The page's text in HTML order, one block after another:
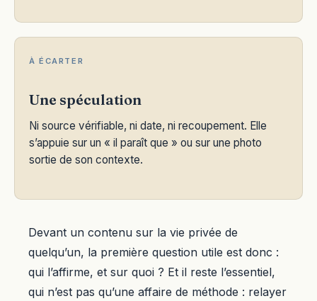
À ÉCARTER
Une spéculation
Ni source vérifiable, ni date, ni recoupement. Elle
s’appuie sur un « il paraît que » ou sur une photo
sortie de son contexte.
Devant un contenu sur la vie privée de
quelqu’un, la première question utile est donc :
qui l’affirme, et sur quoi ? Et il reste l’essentiel,
qui n’est pas qu’une affaire de méthode : relayer